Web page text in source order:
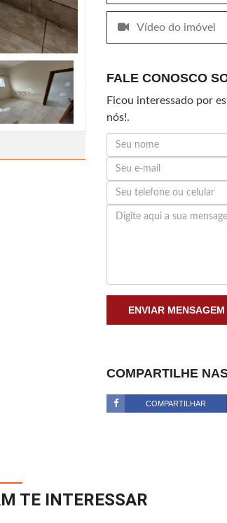
Vídeo do imóvel
FALE CONOSCO
Ficou interessado por
nós!.
ENVIAR MENSAGEM
COMPARTILHE
COMPARTILHAR
TE INTERESSAR